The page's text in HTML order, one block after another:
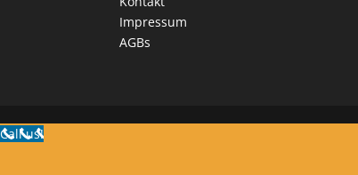
Impressum
AGBs
Call us!